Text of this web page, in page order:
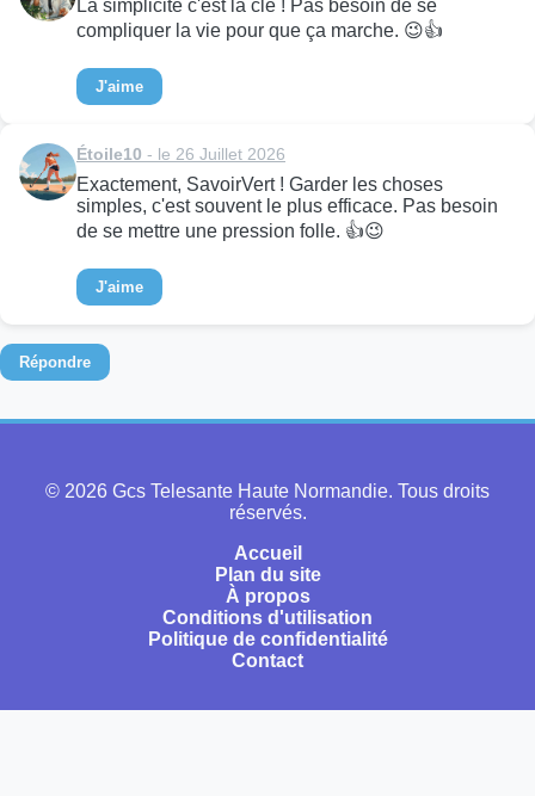
La simplicité c'est la clé ! Pas besoin de se
compliquer la vie pour que ça marche. 😉👍
J'aime
Étoile10 - le 26 Juillet 2026
Exactement, SavoirVert ! Garder les choses
simples, c'est souvent le plus efficace. Pas besoin
de se mettre une pression folle. 👍😉
J'aime
Répondre
© 2026 Gcs Telesante Haute Normandie. Tous droits
réservés.
Accueil
Plan du site
À propos
Conditions d'utilisation
Politique de confidentialité
Contact